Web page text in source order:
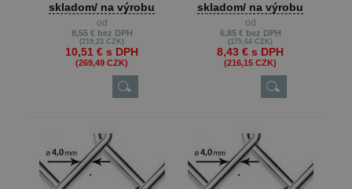
Metrová dĺžka je možná len pri
výrobe na presné metre, keď
zákazník potrebuje napr. 22m ,
13m atď.
Min. odber je 10 m.
skladom/ na výrobu
od
8,55 € bez DPH
(219,23 CZK)
10,51 € s DPH
(269,49 CZK)
Metrová dĺžka je možná len pri
výrobe na presné metre, keď
zákazník potrebuje napr. 22m ,
13m atď.
Min. odber je 10 m.
skladom/ na výrobu
od
6,85 € bez DPH
(175,64 CZK)
8,43 € s DPH
(216,15 CZK)